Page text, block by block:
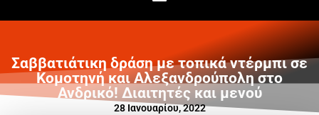
Σαββατιάτικη δράση με τοπικά ντέρμπι σε
Κομοτηνή και Αλεξανδρούπολη στο
Ανδρικό! Διαιτητές και μενού
28 Ιανουαρίου, 2022